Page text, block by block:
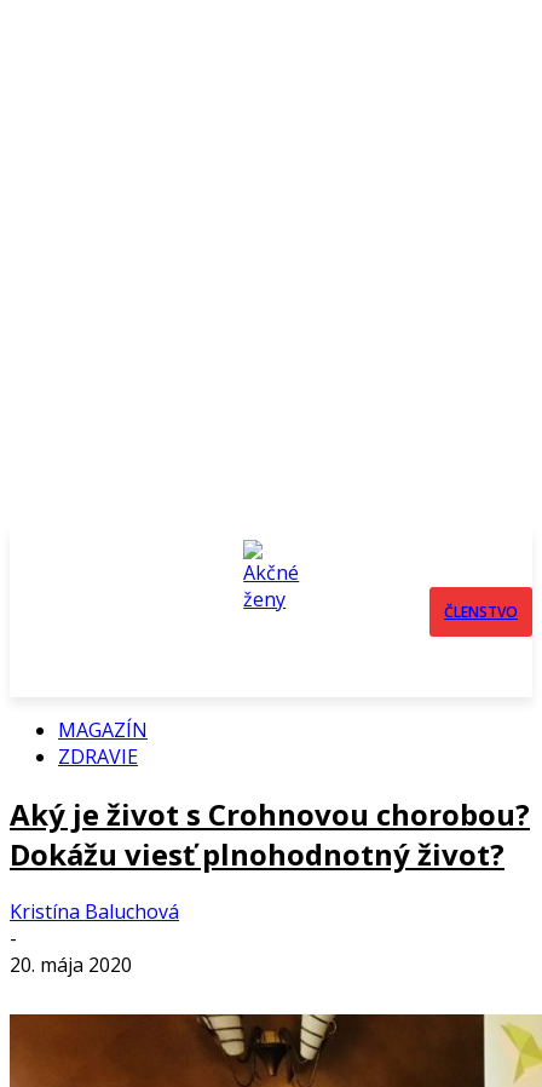
ČLENSTVO
MAGAZÍN
ZDRAVIE
Aký je život s Crohnovou chorobou?
Dokážu viesť plnohodnotný život?
Kristína Baluchová
-
20. mája 2020